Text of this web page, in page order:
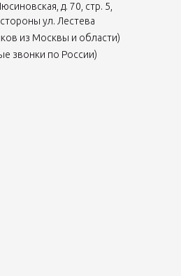
д. 70, стр. 5,
ул. Лестева
из Москвы и области)
звонки по России)